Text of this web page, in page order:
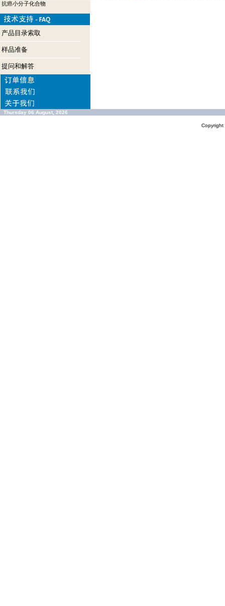
抗癌小分子化合物
产品目录索取
样品准备
提问和解答
Thursday 06 August, 2026